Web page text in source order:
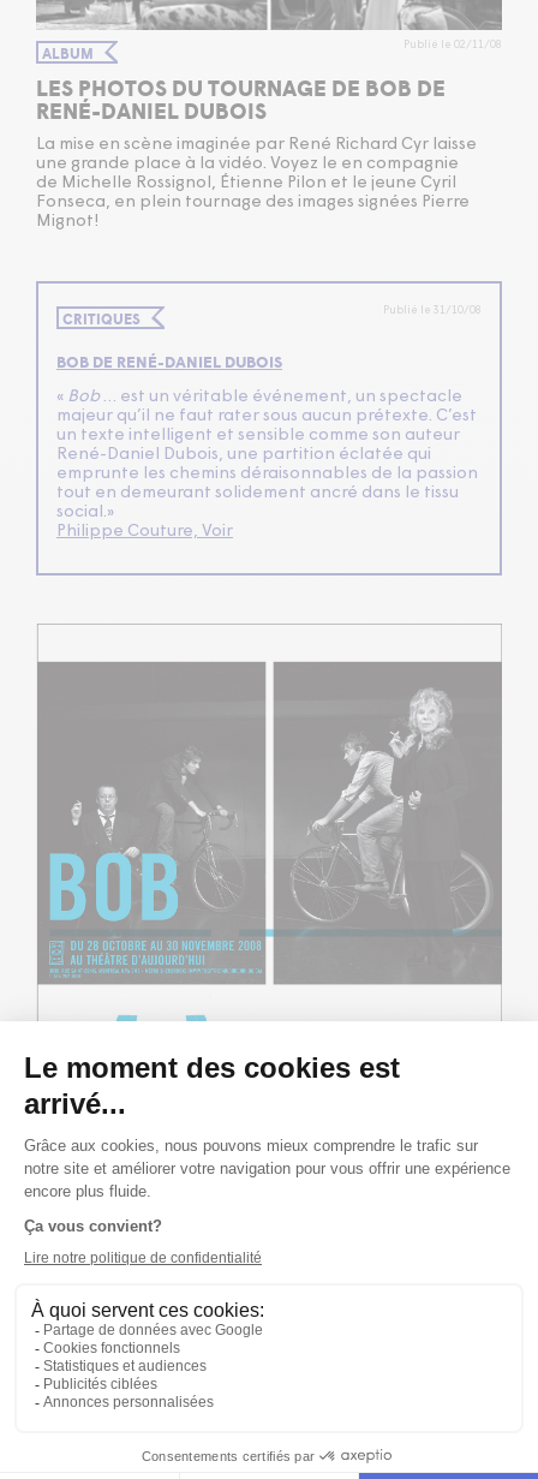
ALBUM Publié le 02/11/08
LES PHOTOS DU TOURNAGE DE BOB DE
RENÉ-DANIEL DUBOIS
La mise en scène imaginée par René Richard Cyr laisse
une grande place à la vidéo. Voyez le en compagnie
de Michelle Rossignol, Étienne Pilon et le jeune Cyril
Fonseca, en plein tournage des images signées Pierre
Mignot!
CRITIQUES Publié le 31/10/08
BOB DE RENÉ-DANIEL DUBOIS
« Bob… est un véritable événement, un spectacle
majeur qu’il ne faut rater sous aucun prétexte. C’est
un texte intelligent et sensible comme son auteur
René-Daniel Dubois, une partition éclatée qui
emprunte les chemins déraisonnables de la passion
tout en demeurant solidement ancré dans le tissu
social.»
Philippe Couture, Voir
ALBUM
L'AFFICHE DE BOB DE RENÉ-DANIEL DUBOIS
En 2008, René Richard Cyr, ancien directeur artistique du
nos murs, présenteBobde René-Daniel Dubois. Il en
confie le rôle centrale à Michelle Rossignol, elle-même